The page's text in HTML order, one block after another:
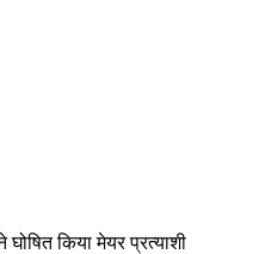
किया मेयर प्रत्याशी